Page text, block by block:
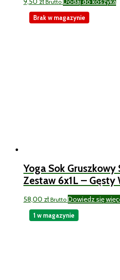
Brutto
Yoga Sok Gruszkowy
Zestaw 6x1L – Gęsty
58,00 zł Brutto Dowiedz się
Brak w magazynie
1 w magazynie